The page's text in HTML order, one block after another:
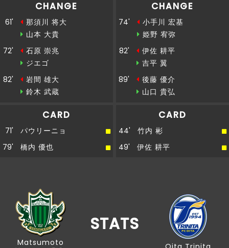
CHANGE
61'
那須川 将大
山本 大貴
72'
石原 崇兆
ジエゴ
82'
岩間 雄大
鈴木 武蔵
CARD
71'
パウリーニョ
79'
橋内 優也
CHANGE
74'
小手川 宏基
姫野 宥弥
82'
伊佐 耕平
吉平 翼
89'
後藤 優介
山口 貴弘
CARD
44'
竹内 彬
49'
伊佐 耕平
Matsumoto
STATS